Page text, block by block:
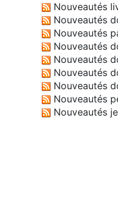
Nouveautés
Nouveautés
Nouveautés
Nouveautés
Nouveautés
Nouveautés
Nouveautés
Nouveautés
Nouveautés